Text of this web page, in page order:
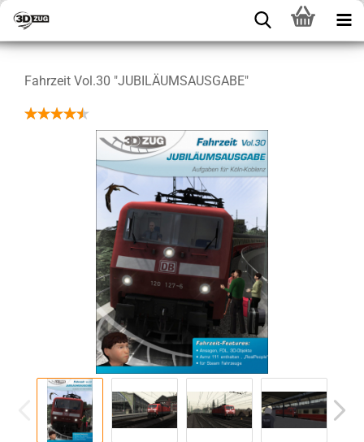
Fahrzeit Vol.30 "JUBILÄUMSAUSGABE"